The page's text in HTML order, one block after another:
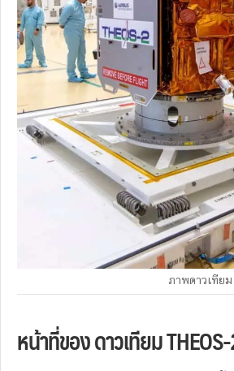
ภาพดาวเทีย
หน้าที่ของ ดาวเทียม